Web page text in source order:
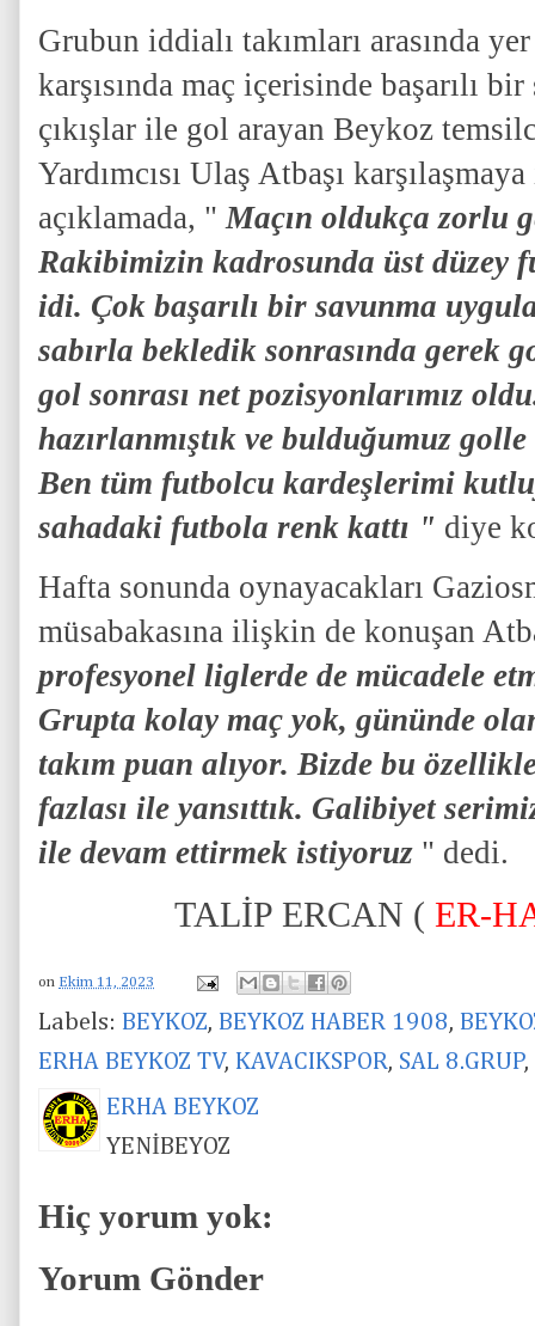
Grubun iddialı takımları arasında
karşısında maç içerisinde başarılı
çıkışlar ile gol arayan Beykoz
Yardımcısı Ulaş Atbaşı
açıklamada, "Maçın oldukça zorlu
Rakibimizin kadrosunda üst düzey
idi. Çok başarılı bir savunma
sabırla bekledik sonrasında gerek
gol sonrası net pozisyonlarımız
hazırlanmıştık ve bulduğumuz
Ben tüm futbolcu kardeşlerimi
sahadaki futbola renk kattı " diye
Hafta sonunda oynayacakları
müsabakasına ilişkin de konuşan
profesyonel liglerde de mücadele
Grupta kolay maç yok, gününde
takım puan alıyor. Bizde bu
fazlası ile yansıttık. Galibiyet
ile devam ettirmek istiyoruz " dedi.
TALİP ERCAN ( ER-
on Ekim 11, 2023
Labels: BEYKOZ, BEYKOZ HABER 1908,
ERHA BEYKOZ TV, KAVACIKSPOR, SAL 8.GRUP,
ERHA BEYKOZ
YENİBEYOZ
Hiç yorum yok:
Yorum Gönder